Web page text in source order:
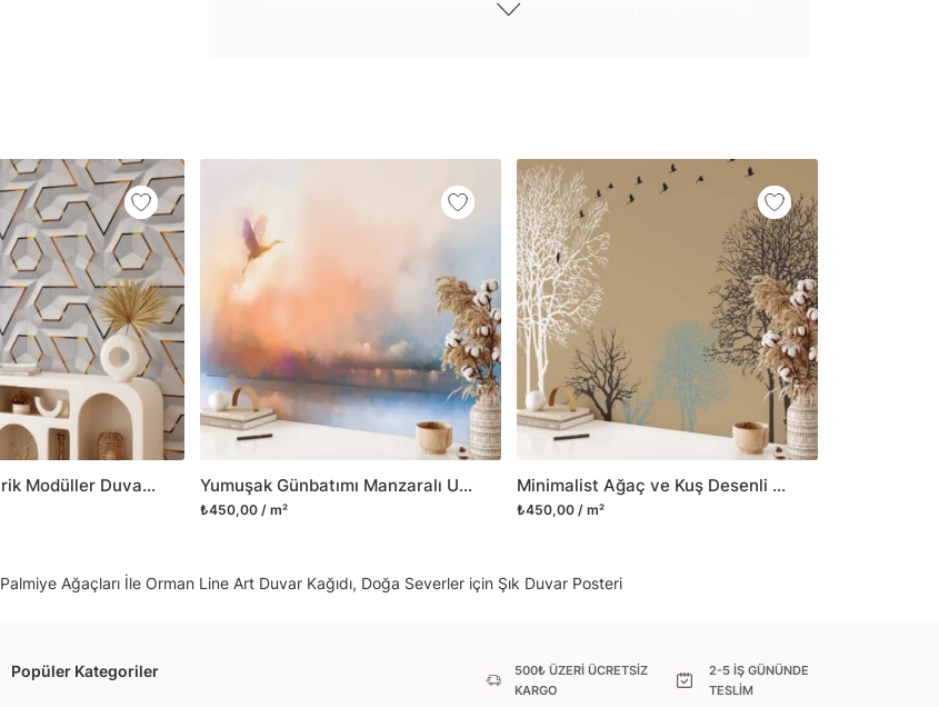
Beyaz Geometrik Modüller Duvar Posteri, Modern Duvar Dekorasyonu için Özel Ölçü Duvar Kağıdı Yumuşak Günbatımı Manzaralı Uçan Kuşlu Duvar Kağıdı, Huzurlu Duvar Posteri, Yatak Odası veya Oturma Odası için 3D Duvar Kağıdı
₺450,00 / m²
Minimalist Ağaç ve Kuş Desenli Duvar Kağıdı, Modern Duvar Dekoru için Özel Ölçü Duvar Posteri
₺450,00 / m²
alanlar için de proje duvar kağıdı çözümleri sunmaktadır. Yanmaz
yapışkanlı folyolarımız da geniş kullanım amacına sahiptir. Bu
folyolar sayesinde masa, çekmece, dolap kapakları gibi
mobilyalarınıza ilk günkü gibi yeni bir görünüm kazandırabilirsiniz.
Yüzeyi düz olan cam dahil her türlü yüzeye yapışabilen ve suya
dayanıklı yapışkanlı folyo modellerimizi ilgili kategoride
bulabilirsiniz.
Duvarium, yalnızca bu ürünlerle sınırlı kalmayıp aynı zamanda
kanvas tablo gibi çeşitli duvar dekorasyon ürünlerinin de üretimini
ve satışını yapmaktadır. Duvar tasarımının önemini biliyor ve evin en
kritik dekorasyon alanı olduğunu kabul ediyoruz. Bu nedenle ürün
yelpazemizi sürekli genişletiyor ve trendlere ayak uydurmanın yanı
sıra yeni trendlerin oluşumunda da öncü rol üstleniyoruz.
Herhangi bir soru ya da sorununuz olursa bizimle iletişime
geçebilirsiniz.
Palmiye Ağaçları İle Orman Line Art Duvar Kağıdı, Doğa Severler için Şık Duvar Posteri
Popüler Kategoriler
500₺ ÜZERİ ÜCRETSİZ
KARGO
2-5 İŞ GÜNÜNDE
TESLİM